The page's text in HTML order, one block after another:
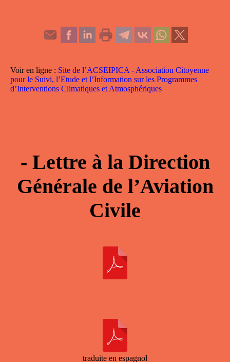
Voir en ligne : Site de l’ACSEIPICA - Association Citoyenne
pour le Suivi, l’Etude et l’Information sur les Programmes
d’Interventions Climatiques et Atmosphériques
- Lettre à la Direction
Générale de l’Aviation
Civile
traduite en espagnol